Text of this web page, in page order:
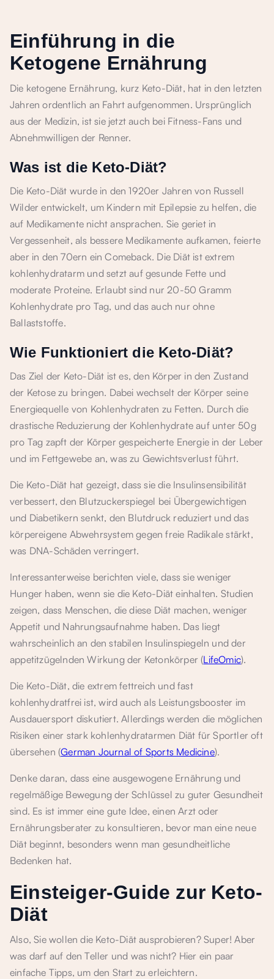
Einführung in die
Ketogene Ernährung
Die ketogene Ernährung, kurz Keto-Diät, hat in den letzten
Jahren ordentlich an Fahrt aufgenommen. Ursprünglich
aus der Medizin, ist sie jetzt auch bei Fitness-Fans und
Abnehmwilligen der Renner.
Was ist die Keto-Diät?
Die Keto-Diät wurde in den 1920er Jahren von Russell
Wilder entwickelt, um Kindern mit Epilepsie zu helfen, die
auf Medikamente nicht ansprachen. Sie geriet in
Vergessenheit, als bessere Medikamente aufkamen, feierte
aber in den 70ern ein Comeback. Die Diät ist extrem
kohlenhydratarm und setzt auf gesunde Fette und
moderate Proteine. Erlaubt sind nur 20-50 Gramm
Kohlenhydrate pro Tag, und das auch nur ohne
Ballaststoffe.
Wie Funktioniert die Keto-Diät?
Das Ziel der Keto-Diät ist es, den Körper in den Zustand
der Ketose zu bringen. Dabei wechselt der Körper seine
Energiequelle von Kohlenhydraten zu Fetten. Durch die
drastische Reduzierung der Kohlenhydrate auf unter 50g
pro Tag zapft der Körper gespeicherte Energie in der Leber
und im Fettgewebe an, was zu Gewichtsverlust führt.
Die Keto-Diät hat gezeigt, dass sie die Insulinsensibilität
verbessert, den Blutzuckerspiegel bei Übergewichtigen
und Diabetikern senkt, den Blutdruck reduziert und das
körpereigene Abwehrsystem gegen freie Radikale stärkt,
was DNA-Schäden verringert.
Interessanterweise berichten viele, dass sie weniger
Hunger haben, wenn sie die Keto-Diät einhalten. Studien
zeigen, dass Menschen, die diese Diät machen, weniger
Appetit und Nahrungsaufnahme haben. Das liegt
wahrscheinlich an den stabilen Insulinspiegeln und der
appetitzügelnden Wirkung der Ketonkörper (LifeOmic).
Die Keto-Diät, die extrem fettreich und fast
kohlenhydratfrei ist, wird auch als Leistungsbooster im
Ausdauersport diskutiert. Allerdings werden die möglichen
Risiken einer stark kohlenhydratarmen Diät für Sportler oft
übersehen (German Journal of Sports Medicine).
Denke daran, dass eine ausgewogene Ernährung und
regelmäßige Bewegung der Schlüssel zu guter Gesundheit
sind. Es ist immer eine gute Idee, einen Arzt oder
Ernährungsberater zu konsultieren, bevor man eine neue
Diät beginnt, besonders wenn man gesundheitliche
Bedenken hat.
Einsteiger-Guide zur Keto-
Diät
Also, Sie wollen die Keto-Diät ausprobieren? Super! Aber
was darf auf den Teller und was nicht? Hier ein paar
einfache Tipps, um den Start zu erleichtern.